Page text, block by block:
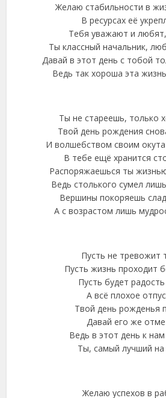
Желаю стабильности в
В ресурсах её
Тебя уважают и
Ты классный начальник,
Давай в этот день с тобой
Ведь так хороша эта
Ты не стареешь, только
Твой день рождения
И волшебством своим
В тебе ещё хранится
Распоряжаешься ты
Ведь столького сумел
Вершины покоряешь
А с возрастом лишь
Пусть не тревожит
Пусть жизнь проходит
Пусть будет радость
А всё плохое
Твой день рожденья
Давай его же
Ведь в этот день к
Ты, самый лучший на
Желаю успехов в